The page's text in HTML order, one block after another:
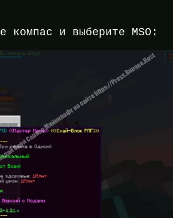
компас и выберите MSO: